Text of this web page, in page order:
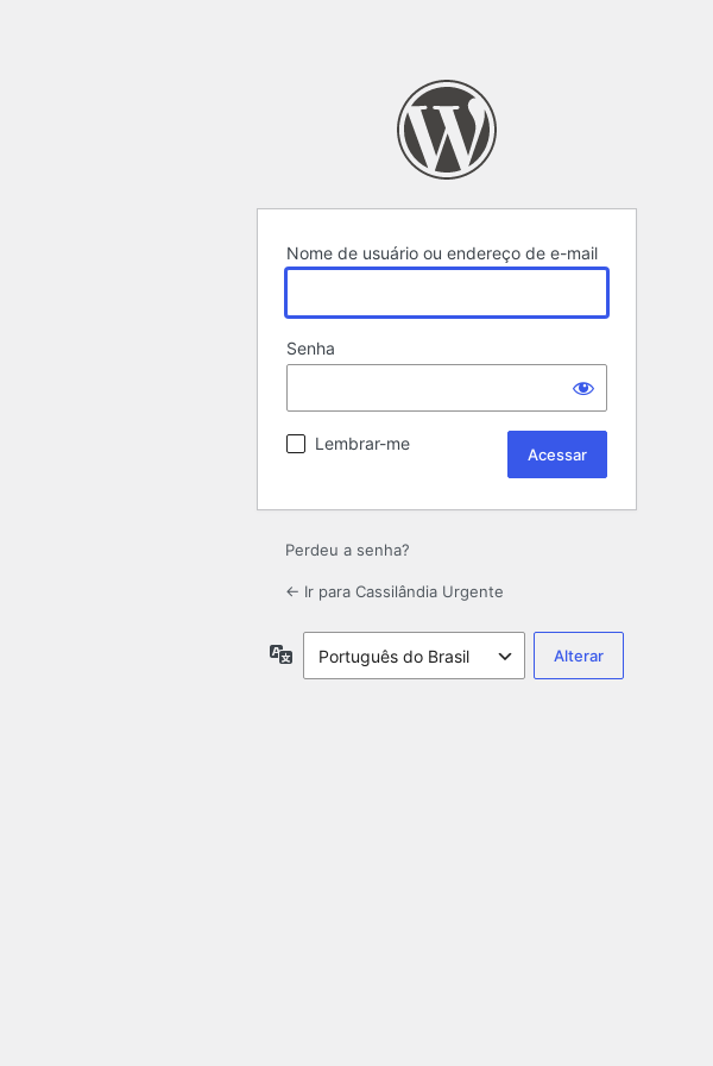
Nome de usuário ou endereço de e-mail
Senha
Lembrar-me
Perdeu a senha?
← Ir para Cassilândia Urgente
Idioma